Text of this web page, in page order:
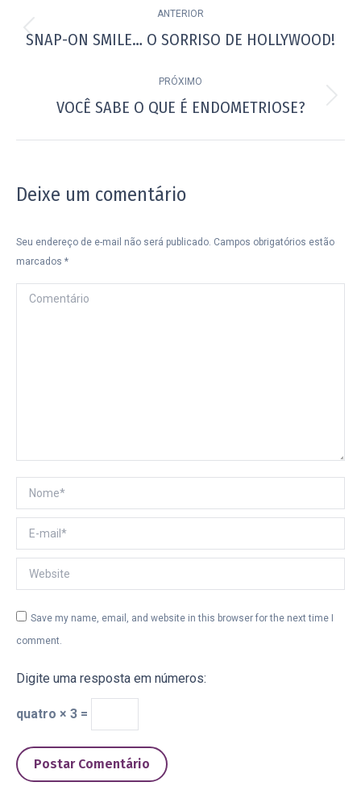
de
ANTERIOR
Post
SNAP-ON SMILE… O SORRISO DE HOLLYWOOD!
PRÓXIMO
Próximo
VOCÊ SABE O QUE É ENDOMETRIOSE?
Deixe um comentário
Seu endereço de e-mail não será publicado. Campos obrigatórios estão
marcados *
Comentário
Nome *
E-mail *
Website
Save my name, email, and website in this browser for the next time I
comment.
Digite uma resposta em números:
quatro × 3 =
Postar Comentário